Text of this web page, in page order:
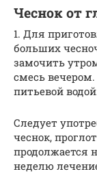
Чеснок от
1. Для
больших
замочить
смесь
питьевой
Следует
чеснок,
продолжается
неделю